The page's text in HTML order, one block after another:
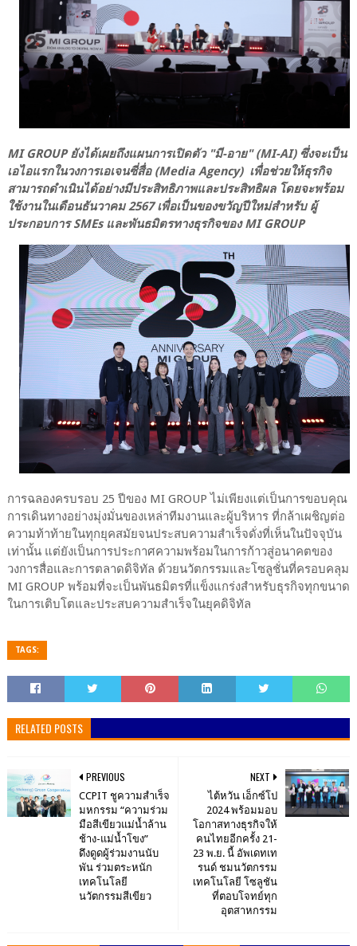
MI GROUP ยังได้เผยถึงแผนการเปิดตัว "มี-อาย" (MI-AI) ซึ่งจะเป็น
เอไอแรกในวงการเอเจนซี่สื่อ (Media Agency) เพื่อช่วยให้ธุรกิจ
สามารถดำเนินได้อย่างมีประสิทธิภาพและประสิทธิผล โดยจะพร้อม
ใช้งานในเดือนธันวาคม 2567 เพื่อเป็นของขวัญปีใหม่สำหรับ ผู้
ประกอบการ SMEs และพันธมิตรทางธุรกิจของ MI GROUP
การฉลองครบรอบ 25 ปีของ MI GROUP ไม่เพียงแต่เป็นการขอบคุณ
การเดินทางอย่างมุ่งมั่นของเหล่าทีมงานและผู้บริหาร ที่กล้าเผชิญต่อ
ความท้าท้ายในทุกยุคสมัยจนประสบความสำเร็จดั่งที่เห็นในปัจจุบัน
เท่านั้น แต่ยังเป็นการประกาศความพร้อมในการก้าวสู่อนาคตของ
วงการสื่อและการตลาดดิจิทัล ด้วยนวัตกรรมและโซลูชั่นที่ครอบคลุม
MI GROUP พร้อมที่จะเป็นพันธมิตรที่แข็งแกร่งสำหรับธุรกิจทุกขนาด
ในการเติบโตและประสบความสำเร็จในยุคดิจิทัล
TAGS:
RELATED POSTS
NEXT
ไต้หวัน เอ็กซ์โป
2024 พร้อมมอบ
โอกาสทางธุรกิจให้
คนไทยอีกครั้ง 21-
23 พ.ย. นี้ อัพเดทเท
รนด์ ชมนวัตกรรม
เทคโนโลยี โซลูชัน
ที่ตอบโจทย์ทุก
อุตสาหกรรม
PREVIOUS
CCPIT ชูความสำเร็จ
มหกรรม “ความร่วม
มือสีเขียวแม่น้ำล้าน
ช้าง-แม่น้ำโขง”
ดึงดูดผู้ร่วมงานนับ
พัน ร่วมตระหนัก
เทคโนโลยี
นวัตกรรมสีเขียว